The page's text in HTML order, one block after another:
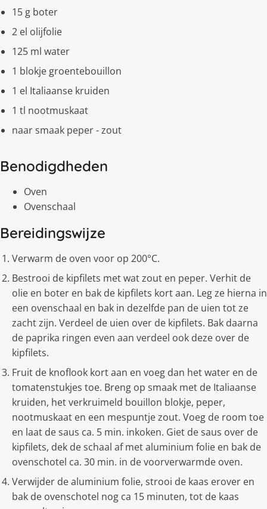
15 g boter
2 el olijfolie
125 ml water
1 blokje groentebouillon
1 el Italiaanse kruiden
1 tl nootmuskaat
naar smaak peper - zout
Benodigdheden
Oven
Ovenschaal
Bereidingswijze
Verwarm de oven voor op 200°C.
Bestrooi de kipfilets met wat zout en peper. Verhit de
olie en boter en bak de kipfilets kort aan. Leg ze hierna in
een ovenschaal en bak in dezelfde pan de uien tot ze
zacht zijn. Verdeel de uien over de kipfilets. Bak daarna
de paprika ringen even aan verdeel ook deze over de
kipfilets.
Fruit de knoflook kort aan en voeg dan het water en de
tomatenstukjes toe. Breng op smaak met de Italiaanse
kruiden, het verkruimeld bouillon blokje, peper,
nootmuskaat en een mespuntje zout. Voeg de room toe
en laat de saus ca. 5 min. inkoken. Giet de saus over de
kipfilets, dek de schaal af met aluminium folie en bak de
ovenschotel ca. 30 min. in de voorverwarmde oven.
Verwijder de aluminium folie, strooi de kaas erover en
bak de ovenschotel nog ca 15 minuten, tot de kaas